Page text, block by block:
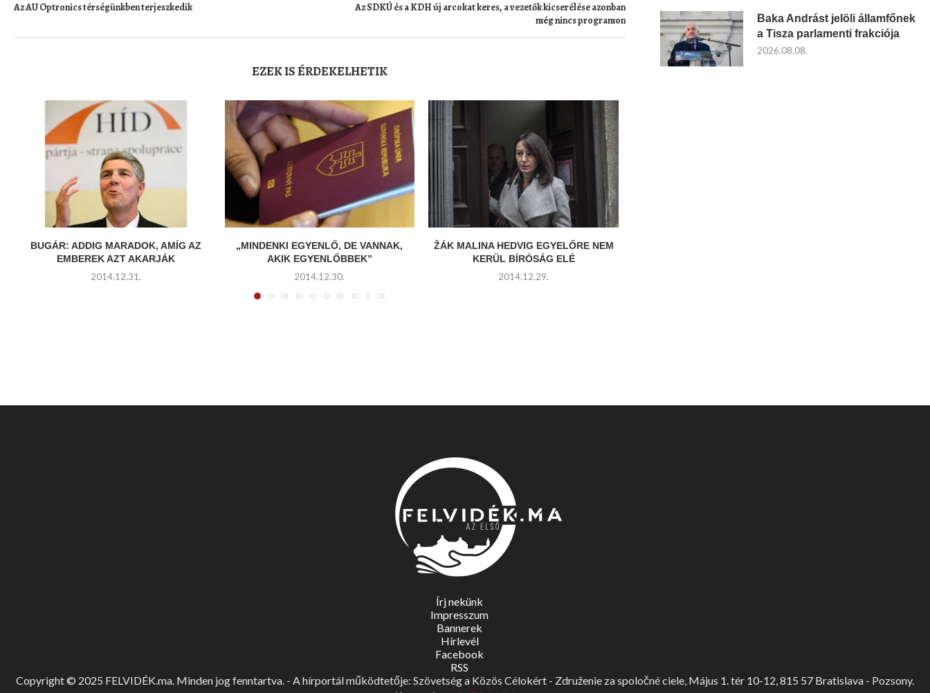
Az AU Optronics térségünkben terjeszkedik
Az SDKÚ és a KDH új arcokat keres, a vezetők kicserélése azonban
még nincs programon
EZEK IS ÉRDEKELHETIK
BUGÁR: ADDIG MARADOK, AMÍG AZ
EMBEREK AZT AKARJÁK
2014.12.31.
„MINDENKI EGYENLŐ, DE VANNAK,
AKIK EGYENLŐBBEK”
2014.12.30.
ŽÁK MALINA HEDVIG EGYELŐRE NEM
KERÜL BÍRÓSÁG ELÉ
2014.12.29.
Baka Andrást jelöli államfőnek
a Tisza parlamenti frakciója
2026.08.08.
Írj nekünk
Impresszum
Bannerek
Hírlevél
Facebook
RSS
Copyright © 2025 FELVIDÉK.ma. Minden jog fenntartva. - A hírportál működtetője: Szövetség a Közös Célokért - Združenie za spoločné ciele, Május 1. tér 10-12, 815 57 Bratislava - Pozsony.